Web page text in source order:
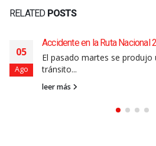
RELATED POSTS
05
Ago
Accidente en la Ruta Nacional
El pasado martes se
tránsito...
leer más